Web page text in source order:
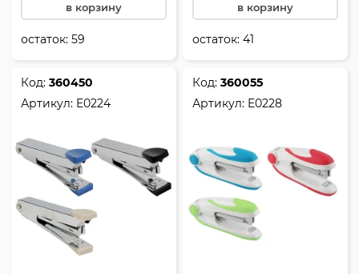
в корзину
остаток:59
в корзину
остаток:41
Код:360450
Артикул: E0224
Код:360055
Артикул: E0228